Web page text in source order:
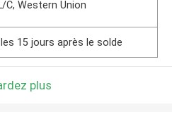
C, Western Union
15 jours après le solde
plus